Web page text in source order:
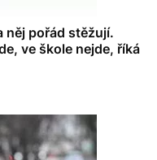
něj pořád stěžují.
ve škole nejde, říká